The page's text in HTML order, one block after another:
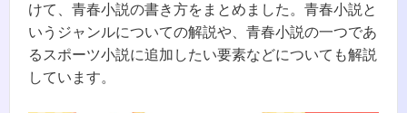
けて、青春小説の書き方をまとめました。青春小説と
いうジャンルについての解説や、青春小説の一つであ
るスポーツ小説に追加したい要素などについても解説
しています。